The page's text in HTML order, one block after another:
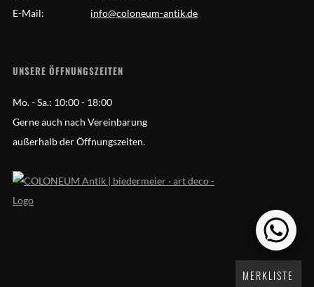
E-Mail:
info@coloneum-antik.de
UNSERE ÖFFNUNGSZEITEN
Mo. - Sa.: 10:00 - 18:00
Gerne auch nach Vereinbarung
außerhalb der Öffnungszeiten.
MERKLISTE